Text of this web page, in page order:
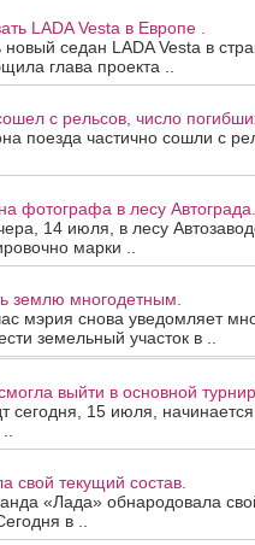
LADA Vesta в Европе .
седан LADA Vesta в
глава проекта ..
с рельсов, число
поезда частично сошли с
фотографа в лесу Автограда.
14 июля, в лесу
марки ..
землю многодетным.
мэрия снова уведомляет
земельный участок в ..
выйти в основной
сегодня, 15 июля,
свой текущий состав.
«Лада» обнародовала
в ..